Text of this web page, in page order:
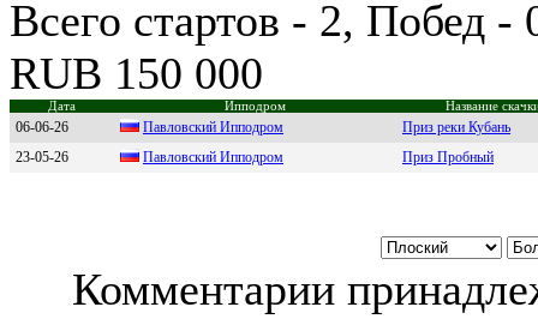
Всего стартов - 2, Побед
RUB 150 000
Дата Ипподром Название
06-06-26 Павлoвcкий Иппoдpoм
Приз реки Кубань
23-05-26
Пaвловский Ипподром Приз Пробный
Комментарии